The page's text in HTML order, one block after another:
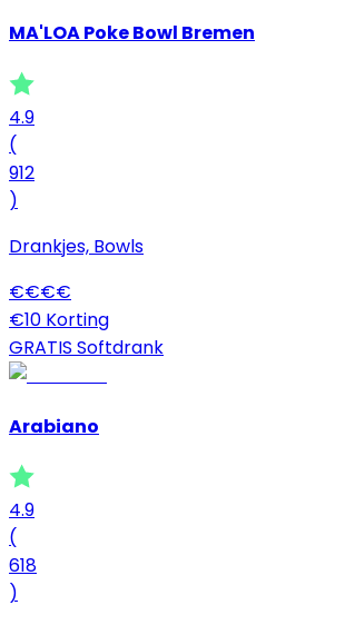
MA'LOA Poke Bowl Bremen
4.9
(
912
)
Drankjes, Bowls
€€€€
€10 Korting
GRATIS Softdrank
Arabiano
4.9
(
618
)